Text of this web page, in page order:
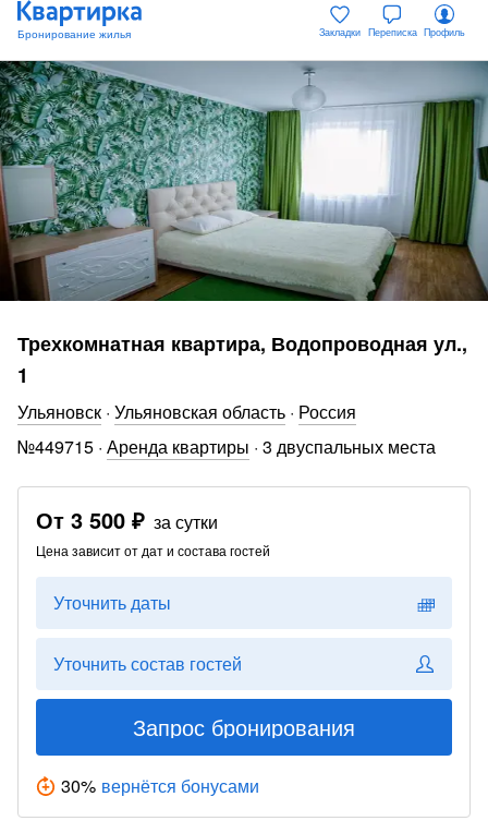
Закладки Переписка Профиль
Трехкомнатная квартира, Водопроводная ул.,
1
Ульяновск · Ульяновская область · Россия
№449715 · Аренда квартиры · 3 двуспальных места
От 3 500 ₽ за сутки
Цена зависит от дат и состава гостей
Уточнить даты
Уточнить состав гостей
Запрос бронирования
30% вернётся бонусами